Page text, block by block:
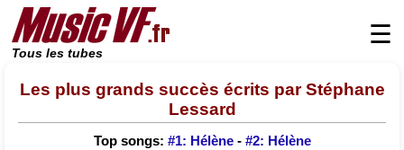
Tous les tubes
☰
Les plus grands succès écrits par Stéphane
Lessard
Top songs: #1: Hélène- #2: Hélène